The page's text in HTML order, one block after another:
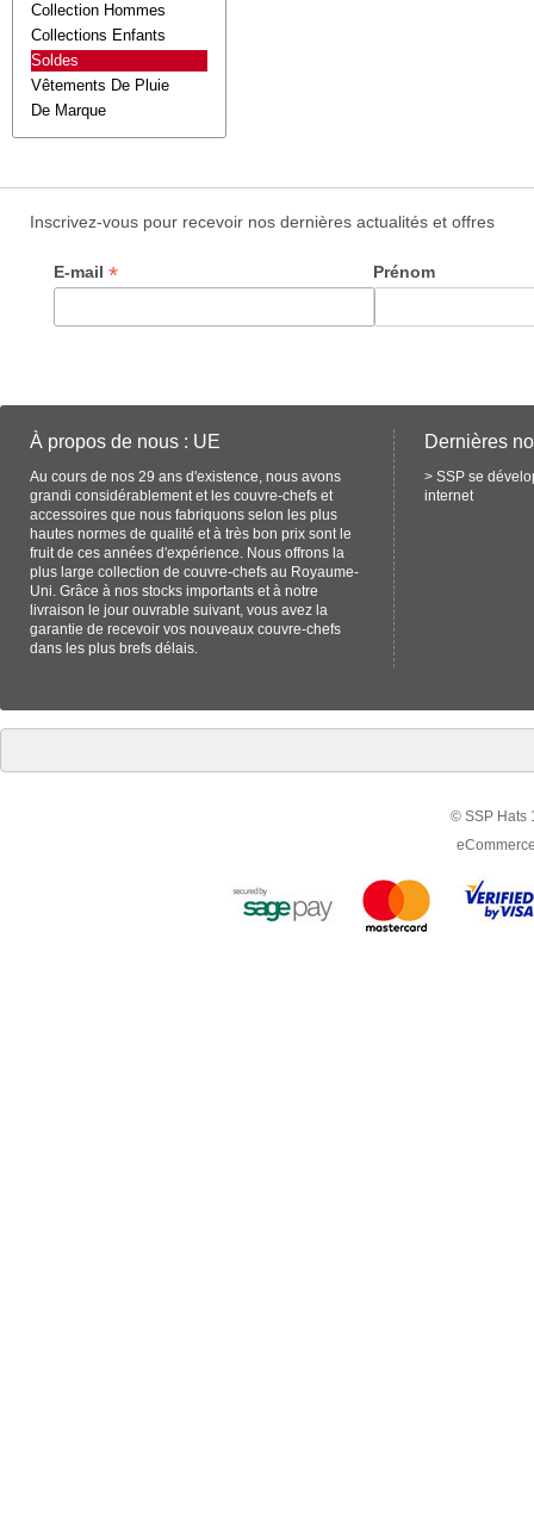
Collection Hommes
Collections Enfants
Soldes
Vêtements De Pluie
De Marque
Inscrivez-vous pour recevoir nos dernières actualités et offres
E-mail * Prénom
À propos de nous : UE
Au cours de nos 29 ans d'existence, nous avons
grandi considérablement et les couvre-chefs et
accessoires que nous fabriquons selon les plus
hautes normes de qualité et à très bon prix sont le
fruit de ces années d'expérience. Nous offrons la
plus large collection de couvre-chefs au Royaume-
Uni. Grâce à nos stocks importants et à notre
livraison le jour ouvrable suivant, vous avez la
garantie de recevoir vos nouveaux couvre-chefs
dans les plus brefs délais.
Dernières
> SSP se
internet
© SSP Hats